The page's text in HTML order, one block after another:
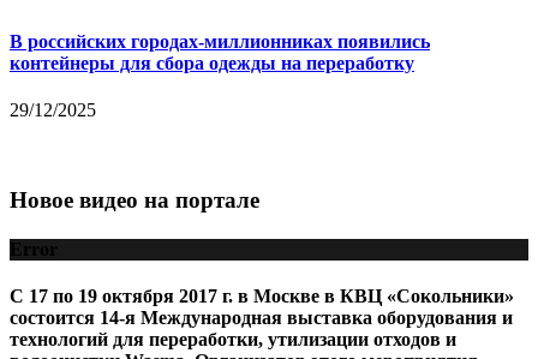
В российских городах-миллионниках появились
контейнеры для сбора одежды на переработку
29/12/2025
Новое видео на портале
Error
С 17 по 19 октября 2017 г. в Москве в КВЦ «Сокольники»
состоится 14-я Международная выставка оборудования и
технологий для переработки, утилизации отходов и